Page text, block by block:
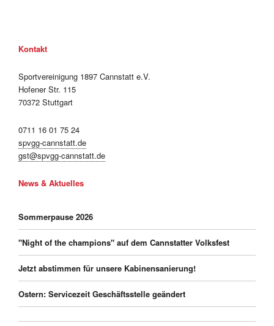
Kontakt
Sportvereinigung 1897 Cannstatt e.V.
Hofener Str. 115
70372 Stuttgart
0711 16 01 75 24
spvgg-cannstatt.de
gst@spvgg-cannstatt.de
News & Aktuelles
Sommerpause 2026
"Night of the champions" auf dem Cannstatter Volksfest
Jetzt abstimmen für unsere Kabinensanierung!
Ostern: Servicezeit Geschäftsstelle geändert